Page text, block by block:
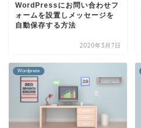
WordPressにお問い合わせフ
ォームを設置しメッセージを
自動保存する方法
2020年3月7日
Wordpress